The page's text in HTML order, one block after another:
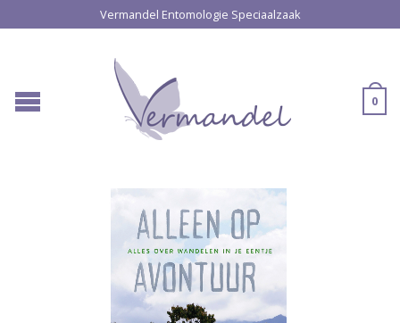
Vermandel Entomologie Speciaalzaak
0